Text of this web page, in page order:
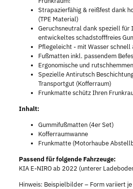
Strapazierfähig & reißfest dank
(TPE Material)
Geruchsneutral dank speziell für
entwickeltes schadstofffreies
Pflegeleicht - mit Wasser schnell
Fußmatten inkl. passendem
Ergonomische und
Spezielle Antirutsch
Transportgut (Kofferraum)
Frunkmatte schütz Ihren
Inhalt:
Gummifußmatten (4er Set)
Kofferraumwanne
Frunkmatte (Motorhaube
Passend für folgende Fahrzeuge:
KIA E-NIRO ab 2022 (unterer
Hinweis: Beispielbilder – Form variiert